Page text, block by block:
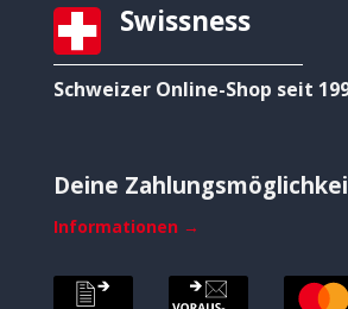
Swissness
Schweizer Online-Shop seit
Deine
Informationen →